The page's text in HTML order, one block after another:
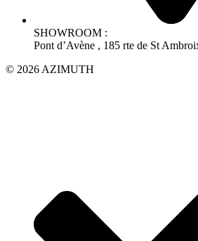
SHOWROOM :
Pont d’Avène , 185 rte de St
© 2026 AZIMUTH